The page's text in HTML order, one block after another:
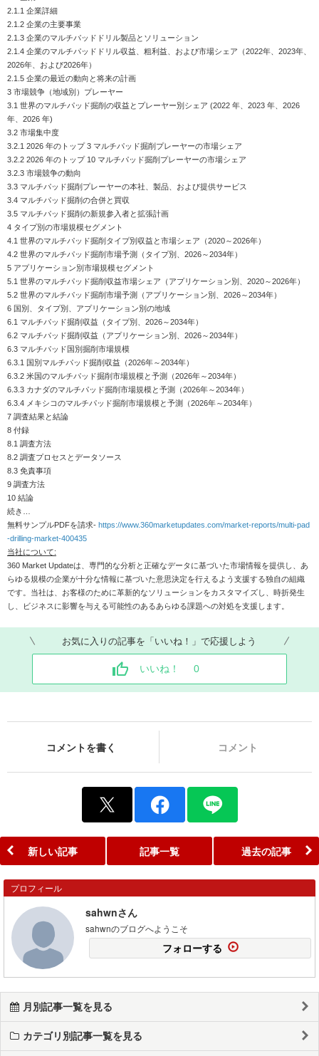
2.1.1 企業詳細
2.1.2 企業の主要事業
2.1.3 企業のマルチパッドドリル製品とソリューション
2.1.4 企業のマルチパッドドリル収益、粗利益、および市場シェア（2022年、2023年、
2026年、および2026年）
2.1.5 企業の最近の動向と将来の計画
3 市場競争（地域別）プレーヤー
3.1 世界のマルチパッド掘削の収益とプレーヤー別シェア (2022 年、2023 年、2026
年、2026 年)
3.2 市場集中度
3.2.1 2026 年のトップ 3 マルチパッド掘削プレーヤーの市場シェア
3.2.2 2026 年のトップ 10 マルチパッド掘削プレーヤーの市場シェア
3.2.3 市場競争の動向
3.3 マルチパッド掘削プレーヤーの本社、製品、および提供サービス
3.4 マルチパッド掘削の合併と買収
3.5 マルチパッド掘削の新規参入者と拡張計画
4 タイプ別の市場規模セグメント
4.1 世界のマルチパッド掘削タイプ別収益と市場シェア（2020～2026年）
4.2 世界のマルチパッド掘削市場予測（タイプ別、2026～2034年）
5 アプリケーション別市場規模セグメント
5.1 世界のマルチパッド掘削収益市場シェア（アプリケーション別、2020～2026年）
5.2 世界のマルチパッド掘削市場予測（アプリケーション別、2026～2034年）
6 国別、タイプ別、アプリケーション別の地域
6.1 マルチパッド掘削収益（タイプ別、2026～2034年）
6.2 マルチパッド掘削収益（アプリケーション別、2026～2034年）
6.3 マルチパッド国別掘削市場規模
6.3.1 国別マルチパッド掘削収益（2026年～2034年）
6.3.2 米国のマルチパッド掘削市場規模と予測（2026年～2034年）
6.3.3 カナダのマルチパッド掘削市場規模と予測（2026年～2034年）
6.3.4 メキシコのマルチパッド掘削市場規模と予測（2026年～2034年）
7 調査結果と結論
8 付録
8.1 調査方法
8.2 調査プロセスとデータソース
8.3 免責事項
9 調査方法
10 結論
続き…
無料サンプルPDFを請求- https://www.360marketupdates.com/market-reports/multi-pad
-drilling-market-400435
当社について:
360 Market Updateは、専門的な分析と正確なデータに基づいた市場情報を提供し、あ
らゆる規模の企業が十分な情報に基づいた意思決定を行えるよう支援する独自の組織
です。当社は、お客様のために革新的なソリューションをカスタマイズし、時折発生
し、ビジネスに影響を与える可能性のあるあらゆる課題への対処を支援します。
お気に入りの記事を「いいね！」で応援しよう
いいね！ 0
コメントを書く コメント
新しい記事 記事一覧 過去の記事
プロフィール
sahwnさん
sahwnのブログへようこそ
フォローする
月別記事一覧を見る
カテゴリ別記事一覧を見る